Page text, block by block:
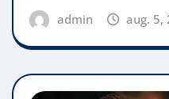
admin aug. 5,